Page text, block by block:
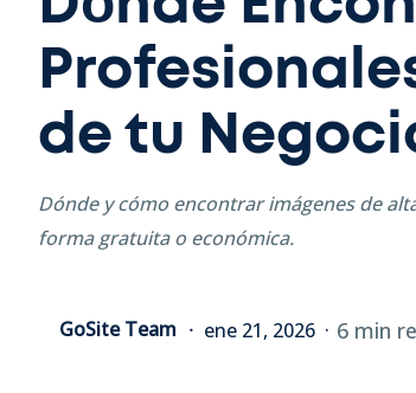
de tu
Dónde y cómo encontrar imágenes de
forma gratuita o económica.
GoSite Team ene 21, 2026 6 min